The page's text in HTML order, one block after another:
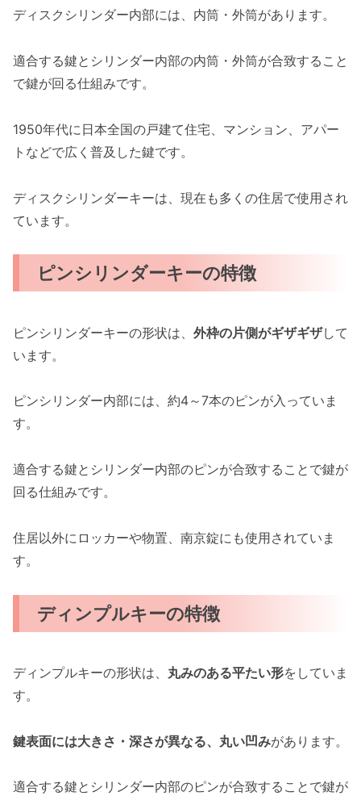
ディスクシリンダー内部には、内筒・外筒があります。
適合する鍵とシリンダー内部の内筒・外筒が合致すること
で鍵が回る仕組みです。
1950年代に日本全国の戸建て住宅、マンション、アパー
トなどで広く普及した鍵です。
ディスクシリンダーキーは、現在も多くの住居で使用され
ています。
ピンシリンダーキーの特徴
ピンシリンダーキーの形状は、 外枠の片側がギザギザして
います。
ピンシリンダー内部には、約4～7本のピンが入っていま
す。
適合する鍵とシリンダー内部のピンが合致することで鍵が
回る仕組みです。
住居以外にロッカーや物置、南京錠にも使用されていま
す。
ディンプルキーの特徴
ディンプルキーの形状は、 丸みのある平たい形をしていま
す。
鍵表面には大きさ・深さが異なる、丸い凹みがあります。
適合する鍵とシリンダー内部のピンが合致することで鍵が